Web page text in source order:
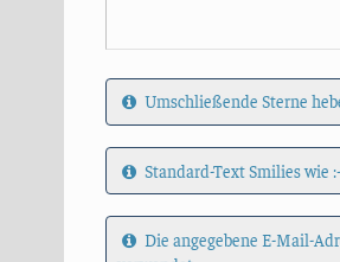
Umschließende Sterne
Standard-Text Smilies wie
Die angegebene E-Mail-